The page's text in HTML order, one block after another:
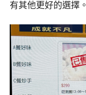
有其他更好的選擇。